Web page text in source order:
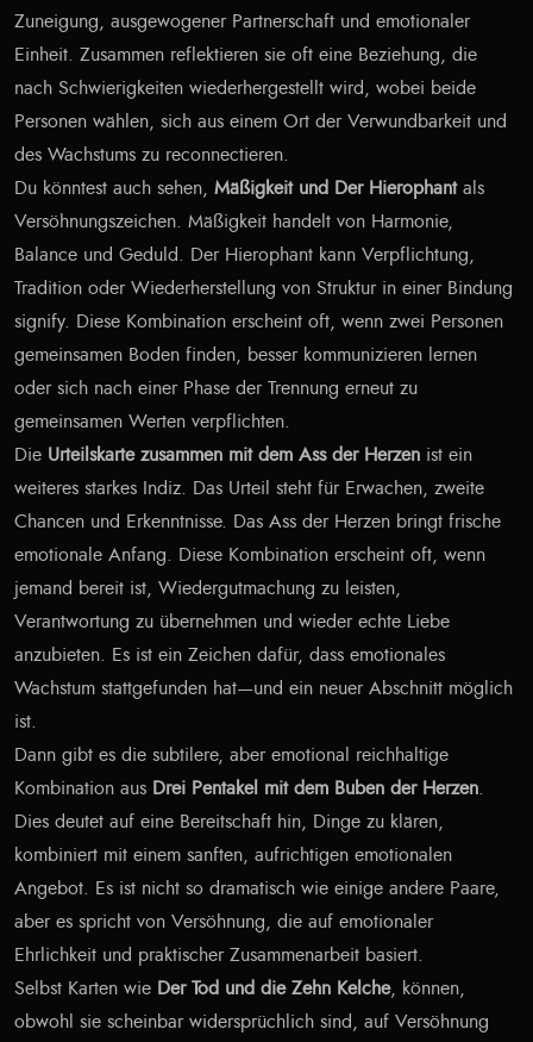
Zuneigung, ausgewogener Partnerschaft und emotionaler
Einheit. Zusammen reflektieren sie oft eine Beziehung, die
nach Schwierigkeiten wiederhergestellt wird, wobei beide
Personen wählen, sich aus einem Ort der Verwundbarkeit und
des Wachstums zu reconnectieren.
Du könntest auch sehen, Mäßigkeit und Der Hierophantals
Versöhnungszeichen. Mäßigkeit handelt von Harmonie,
Balance und Geduld. Der Hierophant kann Verpflichtung,
Tradition oder Wiederherstellung von Struktur in einer Bindung
signify. Diese Kombination erscheint oft, wenn zwei Personen
gemeinsamen Boden finden, besser kommunizieren lernen
oder sich nach einer Phase der Trennung erneut zu
gemeinsamen Werten verpflichten.
Die Urteilskarte zusammen mit dem Ass der Herzen ist ein
weiteres starkes Indiz. Das Urteil steht für Erwachen, zweite
Chancen und Erkenntnisse. Das Ass der Herzen bringt frische
emotionale Anfang. Diese Kombination erscheint oft, wenn
jemand bereit ist, Wiedergutmachung zu leisten,
Verantwortung zu übernehmen und wieder echte Liebe
anzubieten. Es ist ein Zeichen dafür, dass emotionales
Wachstum stattgefunden hat—und ein neuer Abschnitt möglich
ist.
Dann gibt es die subtilere, aber emotional reichhaltige
Kombination aus Drei Pentakel mit dem Buben der Herzen.
Dies deutet auf eine Bereitschaft hin, Dinge zu klären,
kombiniert mit einem sanften, aufrichtigen emotionalen
Angebot. Es ist nicht so dramatisch wie einige andere Paare,
aber es spricht von Versöhnung, die auf emotionaler
Ehrlichkeit und praktischer Zusammenarbeit basiert.
Selbst Karten wie Der Tod und die Zehn Kelche, können,
obwohl sie scheinbar widersprüchlich sind, auf Versöhnung